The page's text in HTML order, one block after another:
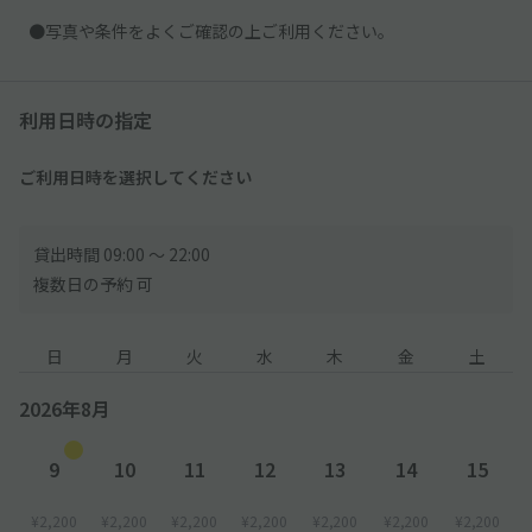
●写真や条件をよくご確認の上ご利用ください。
利用日時の指定
ご利用日時を選択してください
貸出時間 09:00 〜 22:00
複数日の予約 可
日 月 火 水 木 金 土
2026年8月
9
¥2,200
10
¥2,200
11
¥2,200
12
¥2,200
13
¥2,200
14
¥2,200
15
¥2,200